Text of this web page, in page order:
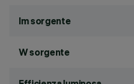
lm sorgente
W sorgente